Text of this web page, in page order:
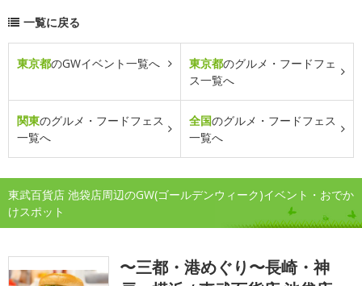
一覧に戻る
東京都のGWイベント一覧へ 東京都のグルメ・フードフェ
ス一覧へ
関東のグルメ・フードフェス
一覧へ
全国のグルメ・フードフェス
一覧へ
東武百貨店 池袋店周辺のGW(ゴールデンウィーク)イベント・おでか
けスポット
〜三都・港めぐり〜長崎・神